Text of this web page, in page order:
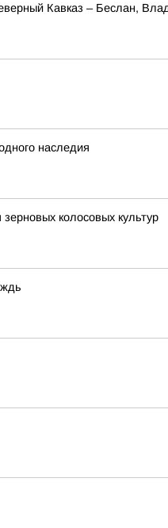
Кавказ – Беслан,
наследия
колосовых культур